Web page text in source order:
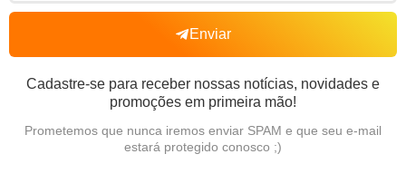
Enviar
Cadastre-se para receber nossas notícias, novidades e
promoções em primeira mão!
Prometemos que nunca iremos enviar SPAM e que seu e-mail
estará protegido conosco ;)